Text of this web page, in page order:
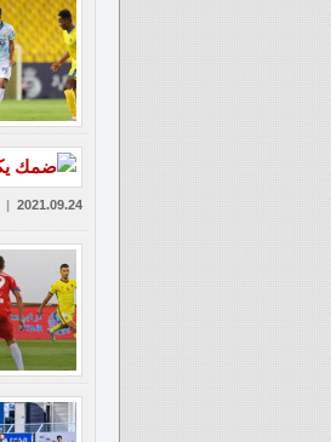
2021.09.24
|